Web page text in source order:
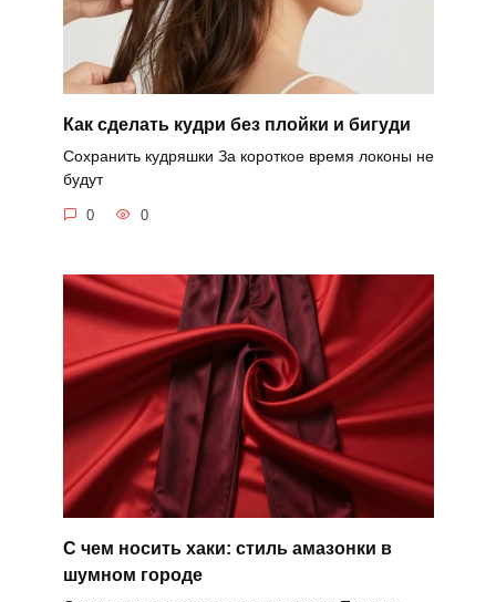
Как сделать кудри без плойки и бигуди
Сохранить кудряшки За короткое время локоны не
будут
0 0
С чем носить хаки: стиль амазонки в
шумном городе